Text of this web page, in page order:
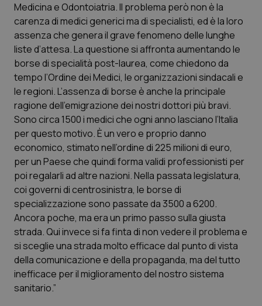
Lettere al direttore
Edizioni Regionali
QS Pro
Professionisti Sanitari.AI
Abruzzo
Basilicata
Calabria
Campania
Emilia-Romagna
Friuli Venezia Giulia
QS Pro Gold
Artrite & artrosi
Asma & BPCO
Car-T
Colesterolo & coronaropatie
Dermatite Atopica
QS Club Newsletter
Medicina e Odontoiatria. Il problema però non è la
carenza di medici generici ma di specialisti, ed è la loro
assenza che genera il grave fenomeno delle lunghe
liste d’attesa. La questione si affronta aumentando le
borse di specialità post-laurea, come chiedono da
tempo l’Ordine dei Medici, le organizzazioni sindacali e
le regioni. L’assenza di borse è anche la principale
ragione dell’emigrazione dei nostri dottori più bravi.
Sono circa 1500 i medici che ogni anno lasciano l’Italia
per questo motivo. È un vero e proprio danno
economico, stimato nell’ordine di 225 milioni di euro,
per un Paese che quindi forma validi professionisti per
poi regalarli ad altre nazioni. Nella passata legislatura,
coi governi di centrosinistra, le borse di
specializzazione sono passate da 3500 a 6200.
Ancora poche, ma era un primo passo sulla giusta
strada. Qui invece si fa finta di non vedere il problema e
si sceglie una strada molto efficace dal punto di vista
della comunicazione e della propaganda, ma del tutto
inefficace per il miglioramento del nostro sistema
sanitario.”